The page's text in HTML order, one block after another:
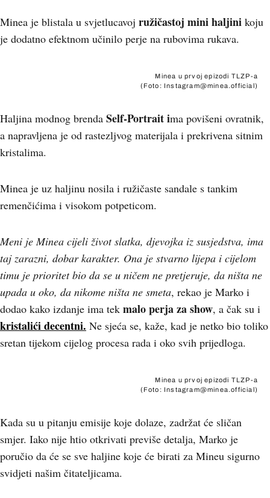
Minea je blistala u svjetlucavoj ružičastoj mini haljini koju
je dodatno efektnom učinilo perje na rubovima rukava.
Minea u prvoj epizodi TLZP-a
(Foto: Instagram@minea.official)
Haljina modnog brenda Self-Portrait ima povišeni ovratnik,
a napravljena je od rastezljvog materijala i prekrivena sitnim
kristalima.
Minea je uz haljinu nosila i ružičaste sandale s tankim
remenčićima i visokom potpeticom.
Meni je Minea cijeli život slatka, djevojka iz susjedstva, ima
taj zarazni, dobar karakter. Ona je stvarno lijepa i cijelom
timu je prioritet bio da se u ničem ne pretjeruje, da ništa ne
upada u oko, da nikome ništa ne smeta, rekao je Marko i
dodao kako izdanje ima tek malo perja za show, a čak su i
kristalići decentni. Ne sjeća se, kaže, kad je netko bio toliko
sretan tijekom cijelog procesa rada i oko svih prijedloga.
Minea u prvoj epizodi TLZP-a
(Foto: Instagram@minea.official)
Kada su u pitanju emisije koje dolaze, zadržat će sličan
smjer. Iako nije htio otkrivati previše detalja, Marko je
poručio da će se sve haljine koje će birati za Mineu sigurno
svidjeti našim čitateljicama.